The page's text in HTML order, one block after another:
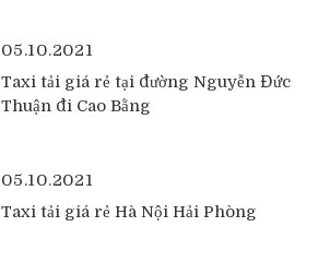
05.10.2021
Taxi tải giá rẻ tại đường Nguyễn Đức
Thuận đi Cao Bằng
05.10.2021
Taxi tải giá rẻ Hà Nội Hải Phòng